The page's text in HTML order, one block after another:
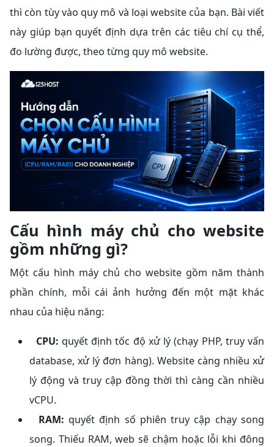
thì còn tùy vào quy mô và loại website của bạn. Bài viết
này giúp bạn quyết định dựa trên các tiêu chí cụ thể,
đo lường được, theo từng quy mô website.
Cấu hình máy chủ cho website
gồm những gì?
Một cấu hình máy chủ cho website gồm năm thành
phần chính, mỗi cái ảnh hưởng đến một mặt khác
nhau của hiệu năng:
CPU: quyết định tốc độ xử lý (chạy PHP, truy vấn
database, xử lý đơn hàng). Website càng nhiều xử
lý động và truy cập đồng thời thì càng cần nhiều
vCPU.
RAM: quyết định số phiên truy cập chạy song
song. Thiếu RAM, web sẽ chậm hoặc lỗi khi đông